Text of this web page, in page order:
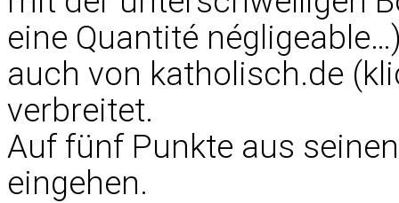
eine Quantité
auch von katholisch.de
verbreitet.
Auf fünf Punkte aus
eingehen.